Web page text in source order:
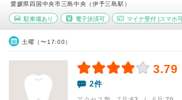
愛媛県四国中央市三島中央（伊予三島駅）
駐車場あり 電子決済可 マイナ受付 (スマホ
土曜（〜17:00）
3.79
2件